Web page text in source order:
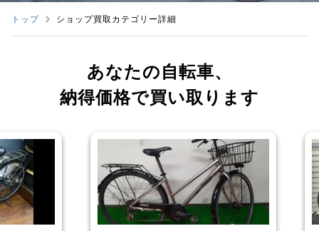
トップ ショップ買取カテゴリー詳細
あなたの自転車、
納得価格で買い取ります